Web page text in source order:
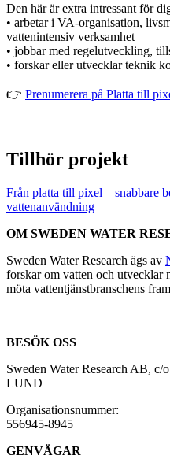
Den här är extra intressant för
• arbetar i VA-organisation,
vattenintensiv verksamhet
• jobbar med regelutveckling,
• forskar eller utvecklar teknik
👉 Prenumerera på Platta till
Tillhör projekt
Från platta till pixel – snabbare
vattenanvändning
OM SWEDEN WATER
Sweden Water Research ägs av
forskar om vatten och utvecklar
möta vattentjänstbranschens
BESÖK OSS
Sweden Water Research AB, c/
LUND
Organisationsnummer:
556945-8945
GENVÄGAR